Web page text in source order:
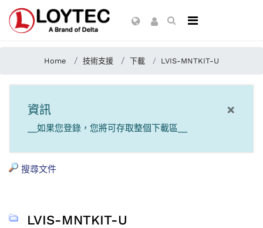
Home 技術支援 下載 LVIS-MNTKIT-U
×
資訊
__如果您登錄，您將可存取整個下載區__
搜尋文件
LVIS-MNTKIT-U